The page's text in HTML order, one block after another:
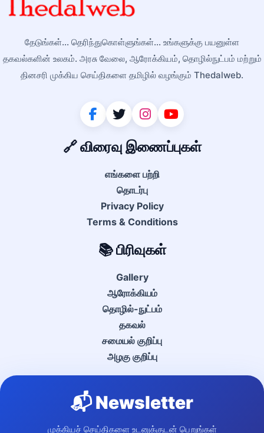
தேடுங்கள்... தெரிந்துகொள்ளுங்கள்... உங்களுக்கு பயனுள்ள
தகவல்களின் உலகம். அரசு வேலை, ஆரோக்கியம், தொழில்நுட்பம் மற்றும்
தினசரி முக்கிய செய்திகளை தமிழில் வழங்கும் Thedalweb.
🔗 விரைவு இணைப்புகள்
எங்களை பற்றி
தொடர்பு
Privacy Policy
Terms & Conditions
📚 பிரிவுகள்
Gallery
ஆரோக்கியம்
தொழில்-நுட்பம்
தகவல்
சமையல் குறிப்பு
அழகு குறிப்பு
📬 Newsletter
முக்கியச் செய்திகளை உடனுக்குடன் பெறுங்கள்